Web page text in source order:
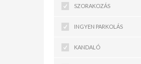
SZORAKOZÁS
INGYEN PARKOLÁS
KANDALÓ